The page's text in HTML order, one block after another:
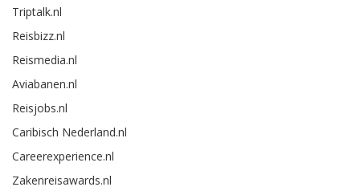
Triptalk.nl
Reisbizz.nl
Reismedia.nl
Aviabanen.nl
Reisjobs.nl
Caribisch Nederland.nl
Careerexperience.nl
Zakenreisawards.nl